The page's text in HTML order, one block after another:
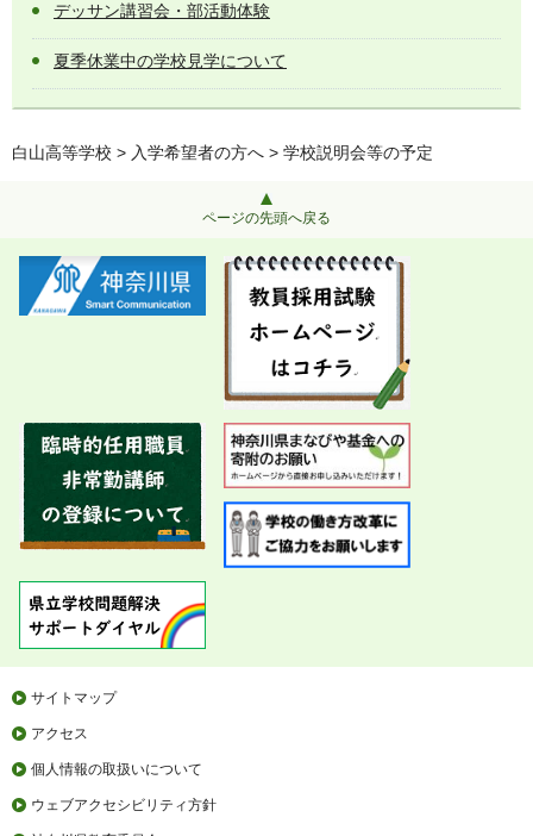
デッサン講習会・部活動体験
夏季休業中の学校見学について
白山高等学校 > 入学希望者の方へ > 学校説明会等の予定
ページの先頭へ戻る
サイトマップ
アクセス
個人情報の取扱いについて
ウェブアクセシビリティ方針